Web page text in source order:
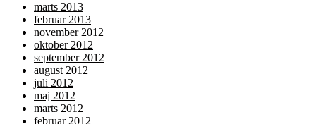
marts 2013
februar 2013
november 2012
oktober 2012
september 2012
august 2012
juli 2012
maj 2012
marts 2012
februar 2012